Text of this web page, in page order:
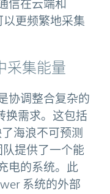
信在云端和
以更频繁地采集
采集能量
协调整合复杂的
换需求。这包括
海浪不可预测
提供了一个能
电的系统。此
系统的外部